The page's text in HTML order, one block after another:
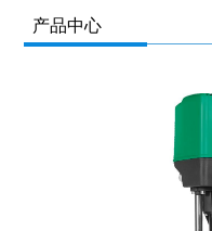
产品中心